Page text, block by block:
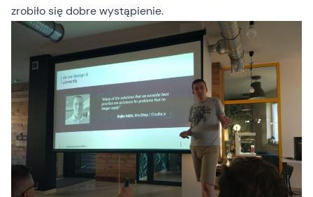
zrobiło się dobre wystąpienie.